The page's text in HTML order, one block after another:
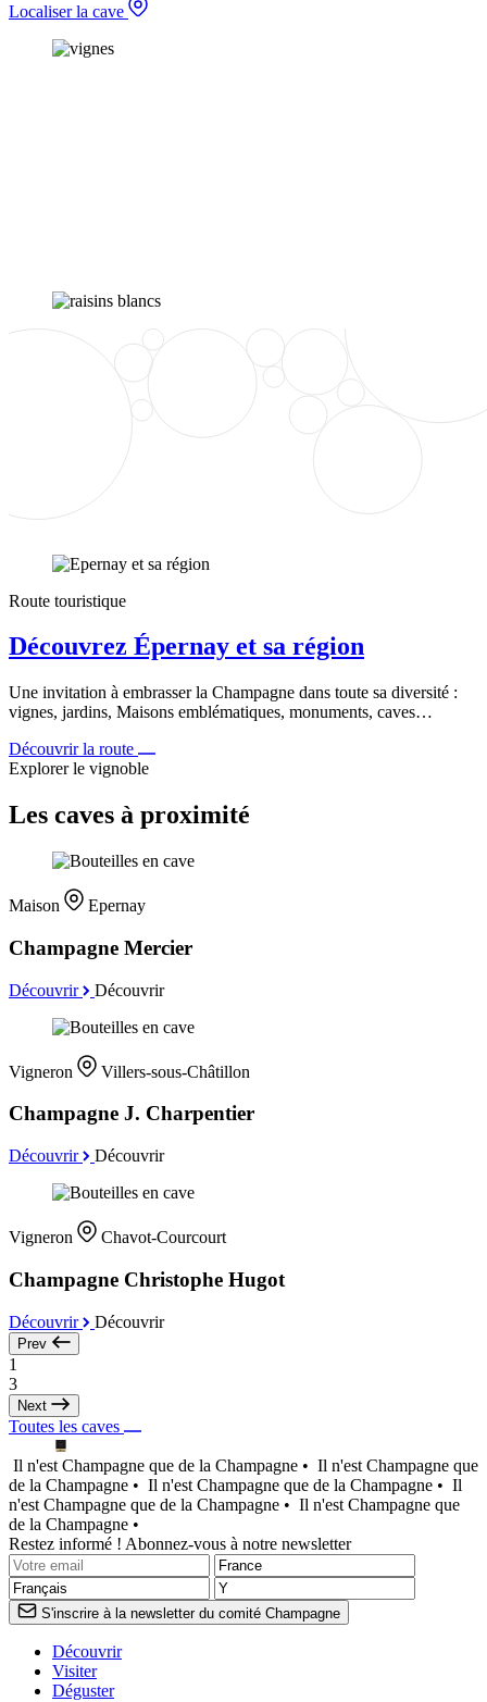
Localiser la cave
Route touristique
Découvrez Épernay et sa région
Une invitation à embrasser la Champagne dans toute sa diversité :
vignes, jardins, Maisons emblématiques, monuments, caves…
Découvrir la route
Explorer le vignoble
Les caves à proximité
Maison Epernay
Champagne Mercier
Découvrir Découvrir
Vigneron Villers-sous-Châtillon
Champagne J. Charpentier
Découvrir Découvrir
Vigneron Chavot-Courcourt
Champagne Christophe Hugot
Découvrir Découvrir
Prev
1
3
Next
Toutes les caves
Il n'est Champagne que de la Champagne • Il n'est Champagne que
de la Champagne • Il n'est Champagne que de la Champagne • Il
n'est Champagne que de la Champagne • Il n'est Champagne que
de la Champagne •
Restez informé ! Abonnez-vous à notre newsletter
S'inscrire à la newsletter du comité Champagne
Découvrir
Visiter
Déguster